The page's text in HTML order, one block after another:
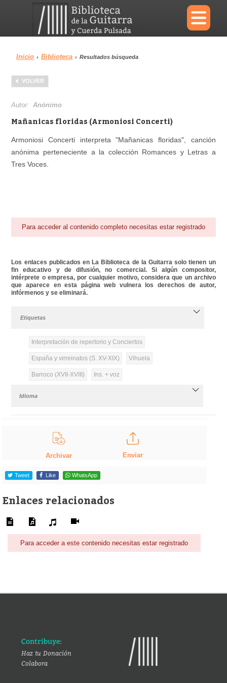
×
Menu
Biblioteca
Área personal Reproductor
Inicio › Biblioteca › Resultados búsqueda
VOLVER
Autor:Anónimo
Mañanicas floridas (Armoniosi Concerti)
Armoniosi Concerti interpreta "Mañanicas floridas", canción
anónima perteneciente a la colección Romances y Letras a
Tres Voces.
Para acceder al contenido completo necesitas estar registrado
Los enlaces publicados en La Biblioteca de la Guitarra solo tienen un
fin educativo y de difusión, no comercial. Si algún compositor,
intérprete o empresa, por cualquier motivo, considera que un archivo
que aparece en esta página web vulnera los derechos de autor,
infórmenos y se eliminará.
Etiquetas
Interpretación de repertorio y Conciertos
España y virreinatos (S. XV-XIX) Vihuela
Barroco (XVII-XVIII) Ins. + voz
Idioma
Archivar Enviar
Tweet Like WhatsApp
Enlaces relacionados
Para acceder a este contenido necesitas estar registrado
Contribuye:
Haz tu Donación
Colabora